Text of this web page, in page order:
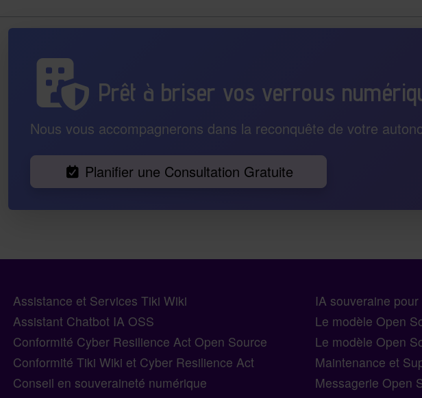
Prêt à briser vos verrous
Nous vous accompagnerons dans la reconquête de votre
Planifier une Consultation Gratuite
En-tête du bas de page
Informations sur le site, liens, etc.
Assistance et Services Tiki Wiki
Assistant Chatbot IA OSS
Conformité Cyber Resilience Act Open Source
Conformité Tiki Wiki et Cyber Resilience Act
Conseil en souveraineté numérique
IA souveraine
Le modèle Open
Le modèle Open
Maintenance et
Messagerie Open